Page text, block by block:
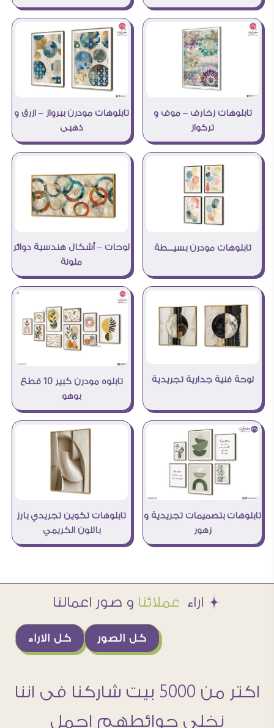
تابلوهات زخارف – موف و
تركواز
تابلوهات مودرن ببرواز – ازرق و
ذهبى
تابلوهات مودرن بسيـــطة
لوحات – أشكال هندسية دوائر
ملونة
لوحة فنية جدارية تجريدية
تابلوه مودرن كبير 10 قطع
بوهو
تابلوهات بتصميمات تجريدية و
زهور
تابلوهات تكوين تجريدي بارز
باللون الكريمي
Æ اراء عملائنا و صور اعمالنا
كل الاراء كل الصور
اكتر من 5000 بيت شاركنا فى اننا
نخلى حوائطهم اجمل